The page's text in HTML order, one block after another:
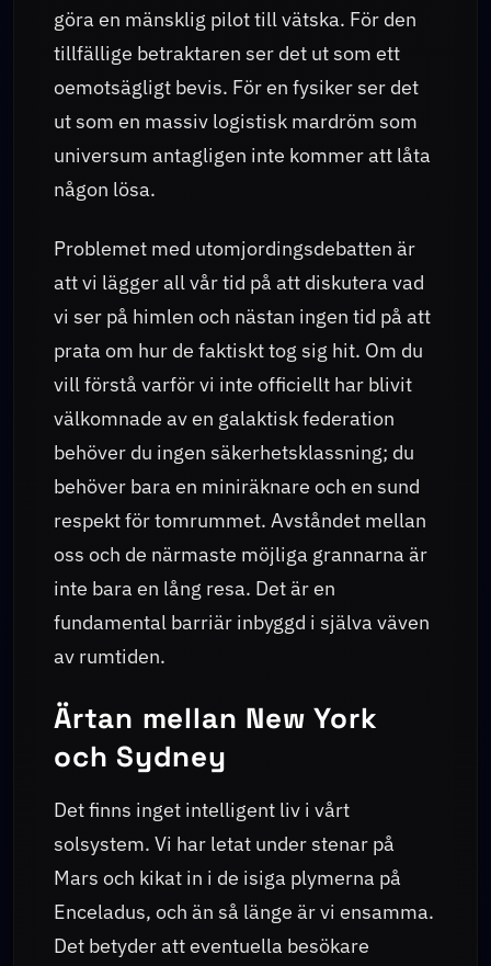
göra en mänsklig pilot till vätska. För den
tillfällige betraktaren ser det ut som ett
oemotsägligt bevis. För en fysiker ser det
ut som en massiv logistisk mardröm som
universum antagligen inte kommer att låta
någon lösa.
Problemet med utomjordingsdebatten är
att vi lägger all vår tid på att diskutera vad
vi ser på himlen och nästan ingen tid på att
prata om hur de faktiskt tog sig hit. Om du
vill förstå varför vi inte officiellt har blivit
välkomnade av en galaktisk federation
behöver du ingen säkerhetsklassning; du
behöver bara en miniräknare och en sund
respekt för tomrummet. Avståndet mellan
oss och de närmaste möjliga grannarna är
inte bara en lång resa. Det är en
fundamental barriär inbyggd i själva väven
av rumtiden.
Ärtan mellan New York
och Sydney
Det finns inget intelligent liv i vårt
solsystem. Vi har letat under stenar på
Mars och kikat in i de isiga plymerna på
Enceladus, och än så länge är vi ensamma.
Det betyder att eventuella besökare